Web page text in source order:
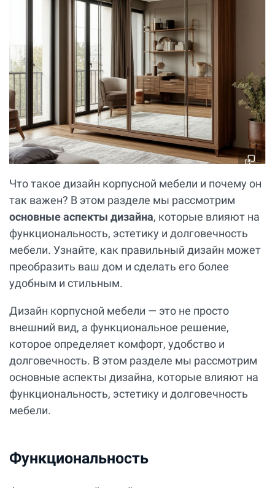
Что такое дизайн корпусной мебели и почему он
так важен? В этом разделе мы рассмотрим
основные аспекты дизайна, которые влияют на
функциональность, эстетику и долговечность
мебели. Узнайте, как правильный дизайн может
преобразить ваш дом и сделать его более
удобным и стильным.
Дизайн корпусной мебели — это не просто
внешний вид, а функциональное решение,
которое определяет комфорт, удобство и
долговечность. В этом разделе мы рассмотрим
основные аспекты дизайна, которые влияют на
функциональность, эстетику и долговечность
мебели.
Функциональность